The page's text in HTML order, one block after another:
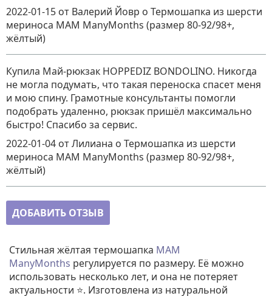
2022-01-15 от Валерий Йовр о Термошапка из шерсти
мериноса MAM ManyMonths (размер 80-92/98+,
жёлтый)
Купила Май-рюкзак HOPPEDIZ BONDOLINO. Никогда
не могла подумать, что такая переноска спасет меня
и мою спину. Грамотные консультанты помогли
подобрать удаленно, рюкзак пришёл максимально
быстро! Спасибо за сервис.
2022-01-04 от Лилиана о Термошапка из шерсти
мериноса MAM ManyMonths (размер 80-92/98+,
жёлтый)
ДОБАВИТЬ ОТЗЫВ
Стильная жёлтая термошапка MAM
ManyMonths регулируется по размеру. Её можно
использовать несколько лет, и она не потеряет
актуальности ⭐. Изготовлена из натуральной